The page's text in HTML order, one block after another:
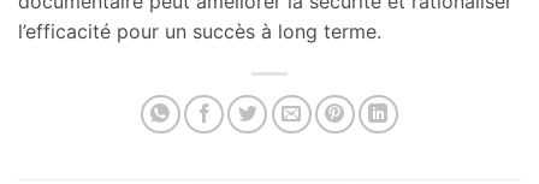
l’efficacité pour un succès à long terme.